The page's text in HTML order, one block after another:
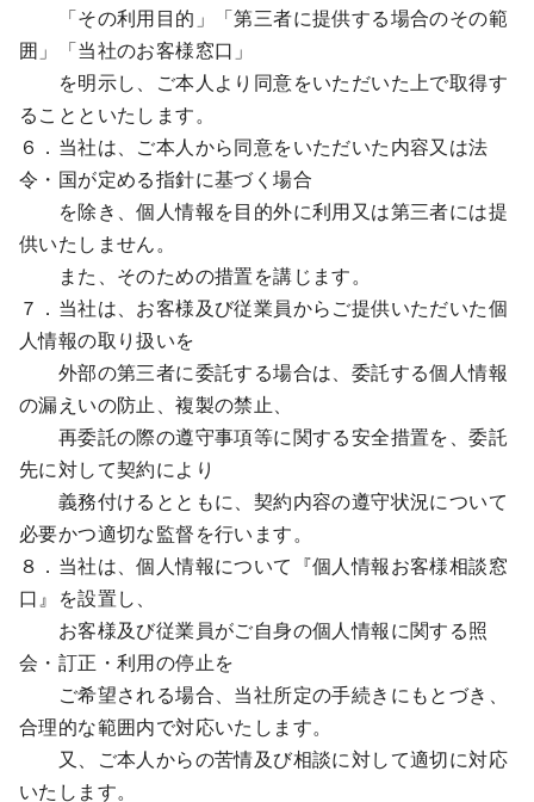
「その利用目的」「第三者に提供する場合のその範
囲」「当社のお客様窓口」
を明示し、ご本人より同意をいただいた上で取得す
ることといたします。
６．当社は、ご本人から同意をいただいた内容又は法
令・国が定める指針に基づく場合
を除き、個人情報を目的外に利用又は第三者には提
供いたしません。
また、そのための措置を講じます。
７．当社は、お客様及び従業員からご提供いただいた個
人情報の取り扱いを
外部の第三者に委託する場合は、委託する個人情報
の漏えいの防止、複製の禁止、
再委託の際の遵守事項等に関する安全措置を、委託
先に対して契約により
義務付けるとともに、契約内容の遵守状況について
必要かつ適切な監督を行います。
８．当社は、個人情報について『個人情報お客様相談窓
口』を設置し、
お客様及び従業員がご自身の個人情報に関する照
会・訂正・利用の停止を
ご希望される場合、当社所定の手続きにもとづき、
合理的な範囲内で対応いたします。
又、ご本人からの苦情及び相談に対して適切に対応
いたします。